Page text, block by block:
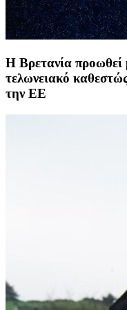
Η Βρετανία προωθεί
τελωνειακό
την ΕΕ